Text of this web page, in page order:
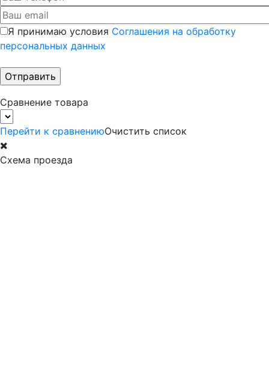
Я принимаю условия Соглашения на обработку
персональных данных
Сравнение товара
Перейти к сравнениюОчистить список
Схема проезда